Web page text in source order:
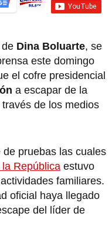
Dina Boluarte, se
este domingo
el cofre presidencial
a escapar de la
de los medios
pruebas las cuales
República estuvo
familiares.
oficial haya llegado
del líder de